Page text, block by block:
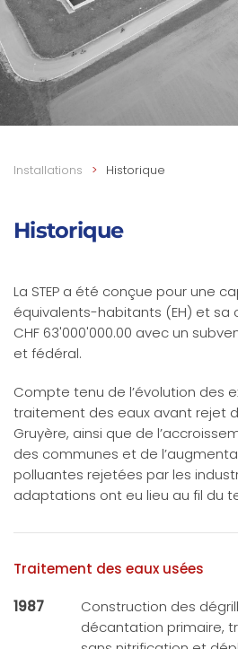
Installations Historique
Historique
La STEP a été conçue pour une
équivalents-habitants (EH) et sa
CHF 63'000'000.00 avec un
et fédéral.
Compte tenu de l’évolution des
traitement des eaux avant rejet
Gruyère, ainsi que de
des communes et de
polluantes rejetées par les
adaptations ont eu lieu au fil du
Traitement des eaux usées
1987
Construction des
décantation primaire,